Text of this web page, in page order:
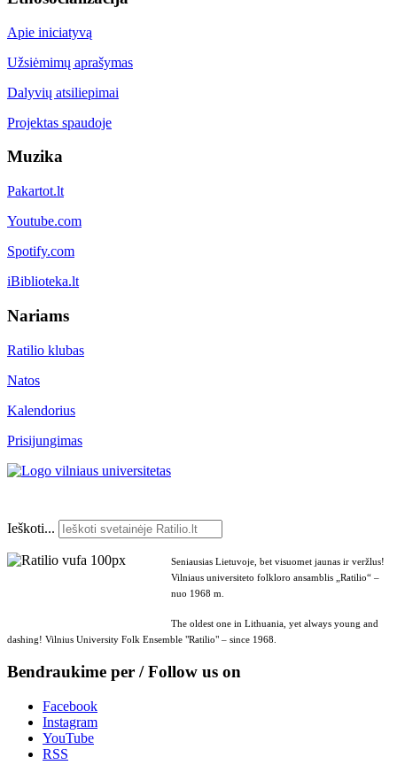
Apie iniciatyvą
Užsiėmimų aprašymas
Dalyvių atsiliepimai
Projektas spaudoje
Muzika
Pakartot.lt
Youtube.com
Spotify.com
iBiblioteka.lt
Nariams
Ratilio klubas
Natos
Kalendorius
Prisijungimas
Ieškoti...
Seniausias Lietuvoje, bet visuomet jaunas ir veržlus!
Vilniaus universiteto folkloro ansamblis „Ratilio“ –
nuo 1968 m.
The oldest one in Lithuania, yet always young and
dashing! Vilnius University Folk Ensemble "Ratilio" – since 1968.
Bendraukime per / Follow us on
Facebook
Instagram
YouTube
RSS